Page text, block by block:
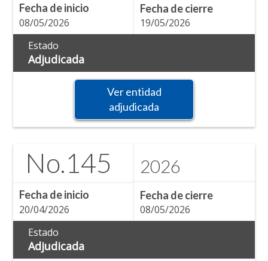
Fecha de inicio
08/05/2026
Fecha de cierre
19/05/2026
Estado
Adjudicada
Ver entidad
adjudicada
No.145 2026
Fecha de inicio
20/04/2026
Fecha de cierre
08/05/2026
Estado
Adjudicada